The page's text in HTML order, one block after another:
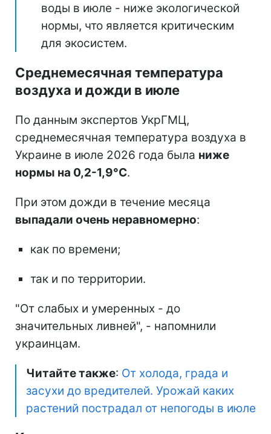
воды в июле - ниже экологической
нормы, что является критическим
для экосистем.
Среднемесячная температура
воздуха и дожди в июле
По данным экспертов УкрГМЦ,
среднемесячная температура воздуха в
Украине в июле 2026 года была ниже
нормы на 0,2-1,9°C.
При этом дожди в течение месяца
выпадали очень неравномерно:
как по времени;
так и по территории.
"От слабых и умеренных - до
значительных ливней", - напомнили
украинцам.
Читайте также: От холода, града и
засухи до вредителей. Урожай каких
растений пострадал от непогоды в июле